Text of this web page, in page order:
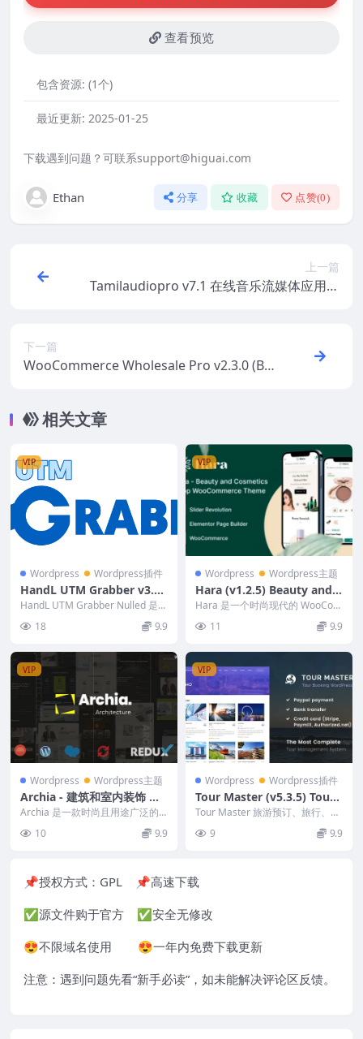
查看预览
包含资源: (1个)
最近更新: 2025-01-25
下载遇到问题？可联系support@higuai.com
Ethan 分享 收藏 点赞(0)
上一篇
Tamilaudiopro v7.1 在线音乐流媒体应用程
下一篇
WooCommerce Wholesale Pro v2.3.0 (By
相关文章
VIP
Wordpress Wordpress插件
HandL UTM Grabber v3.0.
57 The future of tracking i
HandL UTM Grabber Nulled 是
18 9.9
VIP
Wordpress Wordpress主题
Hara (v1.2.5) Beauty and C
osmetics Shop WooCom
Hara 是一个时尚现代的 WooCom
merce 主题，专为美容和化妆品
商店设...
11 9.9
VIP
Wordpress Wordpress主题
Archia - 建筑和室内装饰 Wo
rdPress 主题 1.0.3
Archia 是一款时尚且用途广泛的
WordPress 主题，专为建筑和室
内设...
10 9.9
VIP
Wordpress Wordpress插件
Tour Master (v5.3.5) Tour
Booking, Travel, Hotel
Tour Master 旅游预订、旅行、酒
店 是一款高级 WordPress 插...
9 9.9
📌授权方式： GPL 📌高速下载
✅源文件购于官方 ✅安全无修改
😍不限域名使用 😍一年内免费下载更新
注意：遇到问题先看“新手必读”，如未能解决评论区反馈。